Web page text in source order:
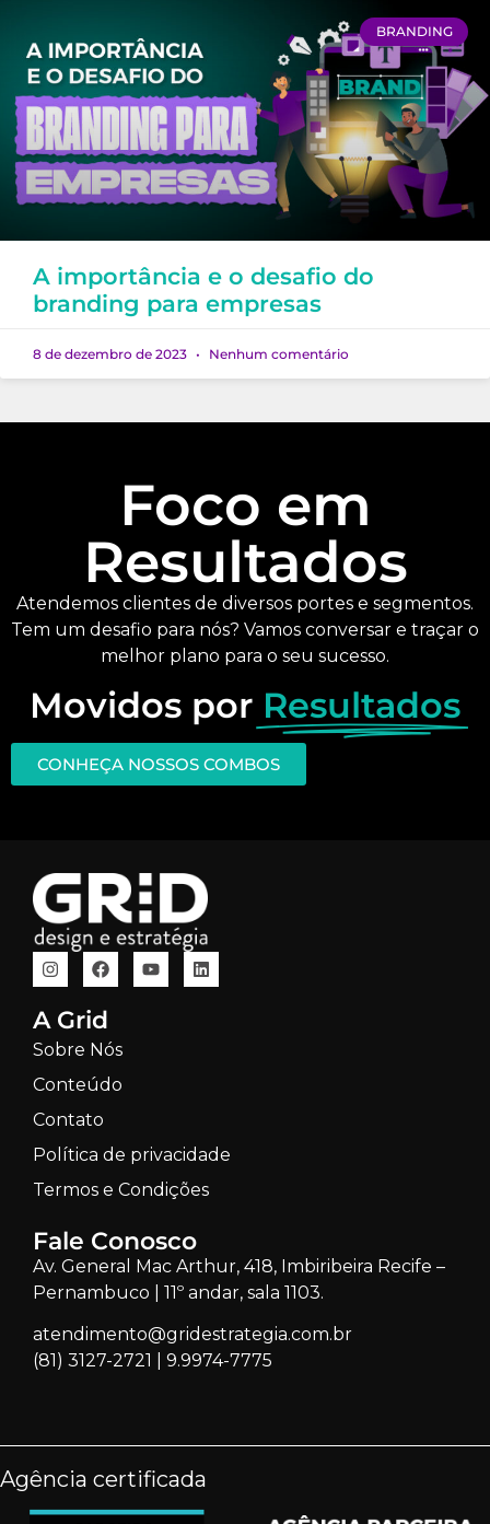
BRANDING
A importância e o desafio do
branding para empresas
8 de dezembro de 2023 Nenhum comentário
Foco em
Resultados
Atendemos clientes de diversos portes e segmentos.
Tem um desafio para nós? Vamos conversar e traçar o
melhor plano para o seu sucesso.
Movidos por Resultados
CONHEÇA NOSSOS COMBOS
A Grid
Sobre Nós
Conteúdo
Contato
Política de privacidade
Termos e Condições
Fale Conosco
Av. General Mac Arthur, 418, Imbiribeira Recife –
Pernambuco | 11º andar, sala 1103.
atendimento@gridestrategia.com.br
(81) 3127-2721
9.9974-7775
Agência certificada